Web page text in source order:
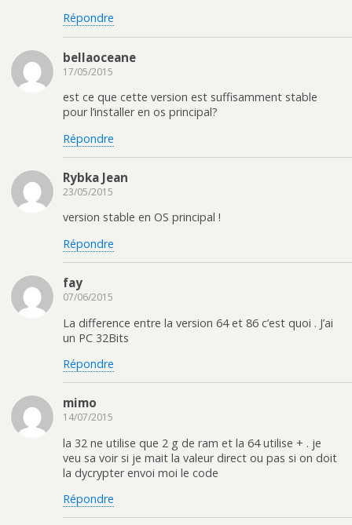
Répondre
bellaoceane
17/05/2015
est ce que cette version est suffisamment stable
pour l’installer en os principal?
Répondre
Rybka Jean
23/05/2015
version stable en OS principal !
Répondre
fay
07/06/2015
La difference entre la version 64 et 86 c’est quoi . J’ai
un PC 32Bits
Répondre
mimo
14/07/2015
la 32 ne utilise que 2 g de ram et la 64 utilise + . je
veu sa voir si je mait la valeur direct ou pas si on doit
la dycrypter envoi moi le code
Répondre